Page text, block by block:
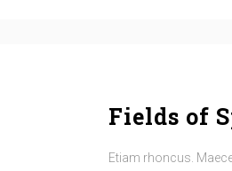
Fields of
Etiam rhoncus.